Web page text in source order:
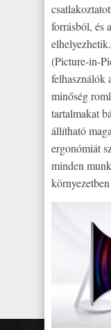
forrásból, és
(Picture-in-
felhasználók
minőség
tartalmakat
állítható
ergonómiát
minden